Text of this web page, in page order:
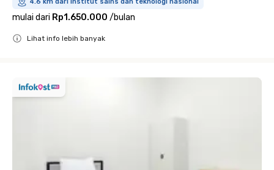
mulai dari Rp1.650.000 /bulan
Lihat info lebih banyak